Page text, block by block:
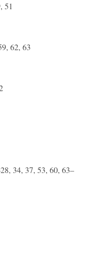
51
62, 63
34, 37, 53, 60, 63–